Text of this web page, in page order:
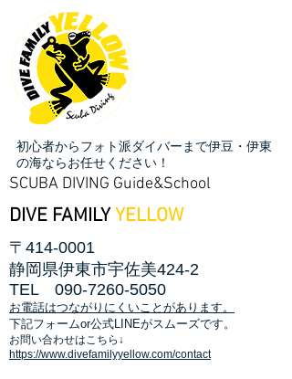
初心者からフォト派ダイバーまで伊豆・伊東
の海ならお任せください！
SCUBA DIVING Guide&School
DIVE FAMILY YELLOW
〒414-0001
静岡県伊東市宇佐美424-2
TEL 090-7260-5050
お電話はつながりにくいことがあります。
​下記フォームor公式LINEがスムーズです。
お問い合わせはこちら↓
https://www.divefamilyyellow.com/contact